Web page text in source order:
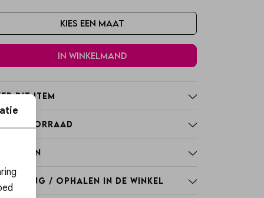
Kies een maat
In winkelmand
dit item
/ Ophalen in de winkel